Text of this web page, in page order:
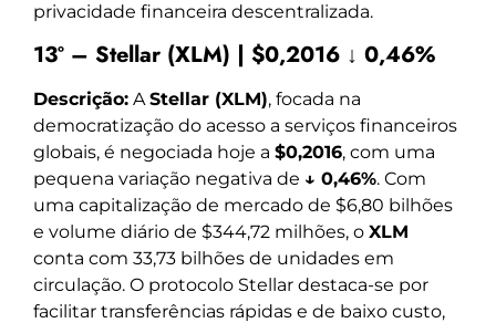
privacidade financeira descentralizada.
13º – Stellar (XLM) | $0,2016 ↓ 0,46%
Descrição: A Stellar (XLM), focada na
democratização do acesso a serviços financeiros
globais, é negociada hoje a $0,2016, com uma
pequena variação negativa de ↓ 0,46%. Com
uma capitalização de mercado de $6,80 bilhões
e volume diário de $344,72 milhões, o XLM
conta com 33,73 bilhões de unidades em
circulação. O protocolo Stellar destaca-se por
facilitar transferências rápidas e de baixo custo,